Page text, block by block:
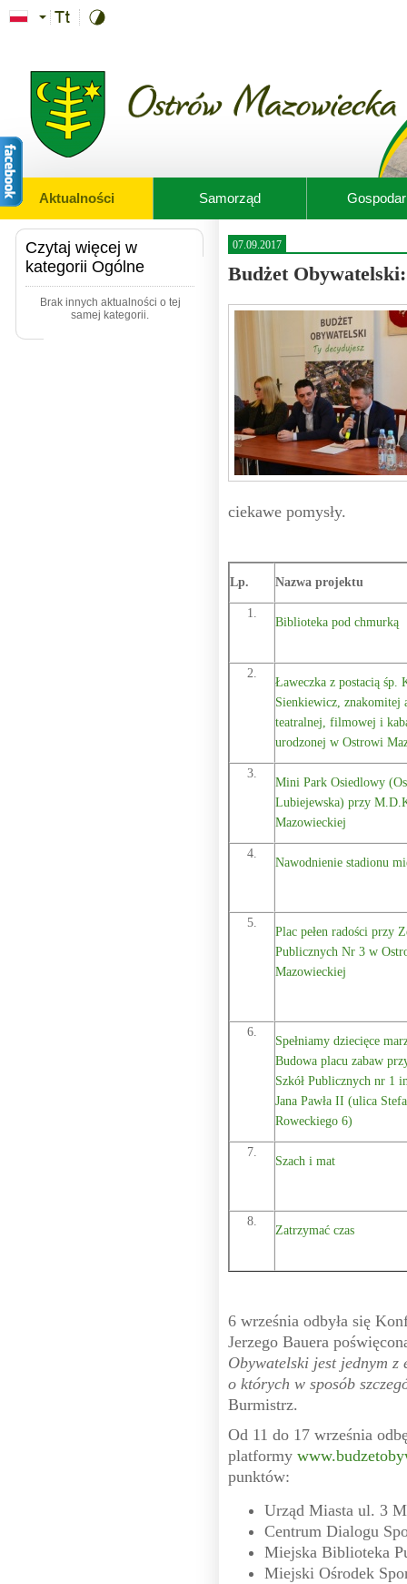
Przejdź do treści
Aktualności Samorząd
Czytaj więcej w
kategorii Ogólne
Brak innych aktualności o tej
samej kategorii.
07.09.2017
Budżet
ciekawe pomysły.
Lp. Nazwa projektu
1.
Biblioteka pod chmurką
2.
Ławeczka z postacią śp.
Sienkiewicz, znakomitej
teatralnej, filmowej i
urodzonej w Ostrowi
3.
Mini Park Osiedlowy
Lubiejewska) przy
Mazowieckiej
4.
Nawodnienie stadionu
5.
Plac pełen radości przy
Publicznych Nr 3 w
Mazowieckiej
6.
Spełniamy dziecięce
Budowa placu zabaw
Szkół Publicznych nr 1
Jana Pawła II (ulica
Roweckiego 6)
7.
Szach i mat
8.
Zatrzymać czas
6 września odbyła się
Jerzego Bauera
Obywatelski jest jednym
o których w sposób
Burmistrz.
Od 11 do 17 września
platformy
punktów:
Urząd Miasta ul. 3
Centrum Dialogu
Miejska Biblioteka
Miejski Ośrodek